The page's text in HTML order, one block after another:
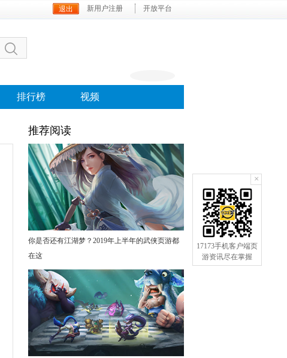
新用户注册 开放平台
排行榜 视频
手机订阅
推荐阅读
你是否还有江湖梦？2019年上半年的武侠页游都
在这
×
17173手机客户端页
游资讯尽在掌握